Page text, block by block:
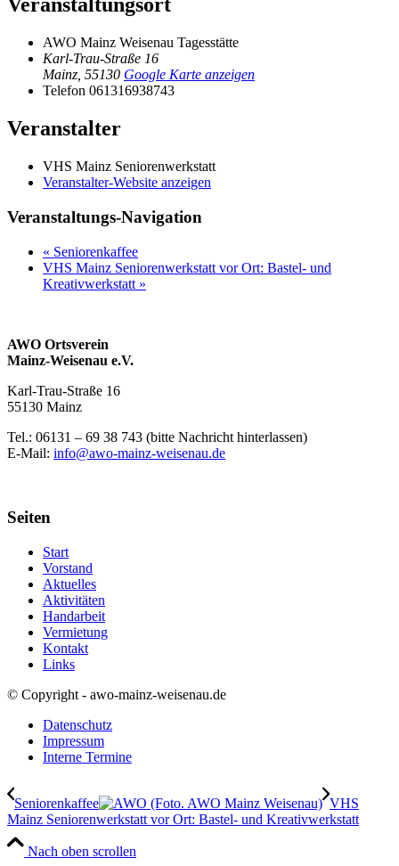
Veranstaltungsort
AWO Mainz Weisenau Tagesstätte
Karl-Trau-Straße 16
Mainz 55130 Google Karte anzeigen
Telefon 061316938743
Veranstalter
VHS Mainz Seniorenwerkstatt
Veranstalter-Website anzeigen
Veranstaltungs-Navigation
« Seniorenkaffee
VHS Mainz Seniorenwerkstatt vor Ort: Bastel- und
Kreativwerkstatt »
AWO Ortsverein
Mainz-Weisenau e.V.
Karl-Trau-Straße 16
55130 Mainz
Tel.: 06131 – 69 38 743 (bitte Nachricht hinterlassen)
E-Mail: info@awo-mainz-weisenau.de
Seiten
Start
Vorstand
Aktuelles
Aktivitäten
Handarbeit
Vermietung
Kontakt
Links
© Copyright - awo-mainz-weisenau.de
Datenschutz
Impressum
Interne Termine
Seniorenkaffee
VHS
Mainz Seniorenwerkstatt vor Ort: Bastel- und Kreativwerkstatt
Nach oben scrollen